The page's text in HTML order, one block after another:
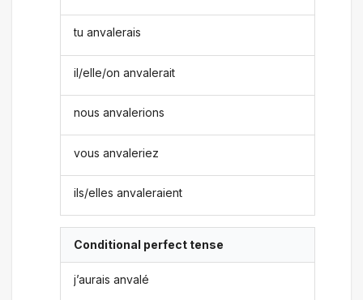
tu anvalerais
il/elle/on anvalerait
nous anvalerions
vous anvaleriez
ils/elles anvaleraient
Conditional perfect tense
j’aurais anvalé